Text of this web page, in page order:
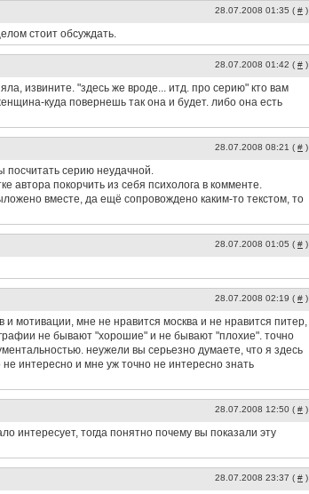
28.07.2008 01:35 ( # )
стоит обсуждать.
28.07.2008 01:42 ( # )
извините. "здесь же вроде... итд. про серию" кто вам
куда повернешь так она и будет. либо она есть
28.07.2008 08:21 ( # )
посчитать серию неудачной.
автора покорчить из себя психолога в комменте.
вместе, да ещё сопровождено каким-то текстом, то
28.07.2008 01:05 ( # )
28.07.2008 02:19 ( # )
и мотивации, мне не нравится москва и не нравится питер,
не бывают "хорошие" и не бывают "плохие". точно
неужели вы серьезно думаете, что я здесь
интересно и мне уж точно не интересно знать
28.07.2008 12:50 ( # )
интересует, тогда понятно почему вы показали эту
28.07.2008 23:37 ( # )